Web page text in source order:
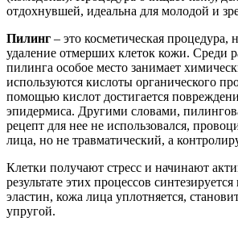
отдохнувшей, идеальна для молодой и
Пилинг – это косметическая процедура,
удаление отмерших клеток кожи. Среди
пилинга особое место занимает
используются кислоты органического
помощью кислот достигается
эпидермиса. Другими словами,
рецепт для нее не использовался,
лица, но не травматический, а
Клетки получают стресс и начинают
результате этих процессов
эластин, кожа лица уплотняется,
упругой.